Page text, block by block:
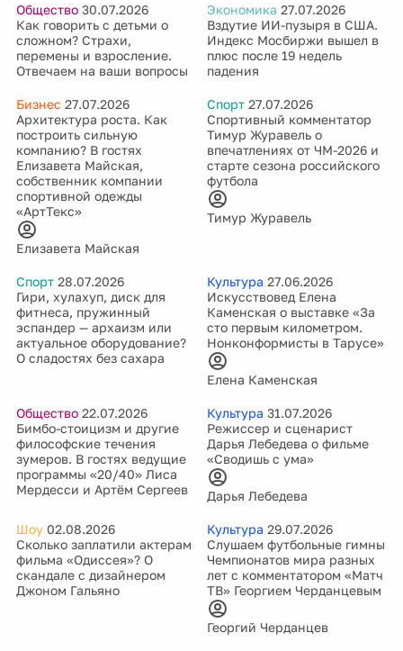
Общество 30.07.2026
Как говорить с детьми о
сложном? Страхи,
перемены и взросление.
Отвечаем на ваши вопросы
Экономика 27.07.2026
Вздутие ИИ-пузыря в США.
Индекс Мосбиржи вышел в
плюс после 19 недель
падения
Бизнес 27.07.2026
Архитектура роста. Как
построить сильную
компанию? В гостях
Елизавета Майская,
собственник компании
спортивной одежды
«АртТекс»
Елизавета Майская
Спорт 27.07.2026
Спортивный комментатор
Тимур Журавель о
впечатлениях от ЧМ-2026 и
старте сезона российского
футбола
Тимур Журавель
Спорт 28.07.2026
Гири, хулахуп, диск для
фитнеса, пружинный
эспандер — архаизм или
актуальное оборудование?
О сладостях без сахара
Культура 27.06.2026
Искусствовед Елена
Каменская о выставке «За
сто первым километром.
Нонконформисты в Тарусе»
Елена Каменская
Общество 22.07.2026
Бимбо-стоицизм и другие
философские течения
зумеров. В гостях ведущие
программы «20/40» Лиса
Мердесси и Артём Сергеев
Культура 31.07.2026
Режиссер и сценарист
Дарья Лебедева о фильме
«Сводишь с ума»
Дарья Лебедева
Шоу 02.08.2026
Сколько заплатили актерам
фильма «Одиссея»? О
скандале с дизайнером
Джоном Гальяно
Культура 29.07.2026
Слушаем футбольные гимны
Чемпионатов мира разных
лет с комментатором «Матч
ТВ» Георгием Черданцевым
Георгий Черданцев